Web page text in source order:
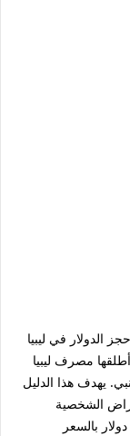
تصدرت عبارة حجز الدولار في ليبيا
مصرف ليبيا
يهدف هذا الدليل
الشخصية
2026، وكيفية الاستفادة من مخصصات الـ 10,000 دولار بالسعر